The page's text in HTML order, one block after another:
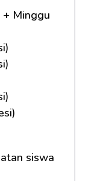
+ Minggu
siswa